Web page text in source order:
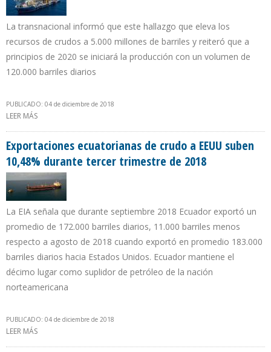
La transnacional informó que este hallazgo que eleva los
recursos de crudos a 5.000 millones de barriles y reiteró que a
principios de 2020 se iniciará la producción con un volumen de
120.000 barriles diarios
PUBLICADO: 04 de diciembre de 2018
LEER MÁS
Exportaciones ecuatorianas de crudo a EEUU suben
10,48% durante tercer trimestre de 2018
La EIA señala que durante septiembre 2018 Ecuador exportó un
promedio de 172.000 barriles diarios, 11.000 barriles menos
respecto a agosto de 2018 cuando exportó en promedio 183.000
barriles diarios hacia Estados Unidos. Ecuador mantiene el
décimo lugar como suplidor de petróleo de la nación
norteamericana
PUBLICADO: 04 de diciembre de 2018
LEER MÁS